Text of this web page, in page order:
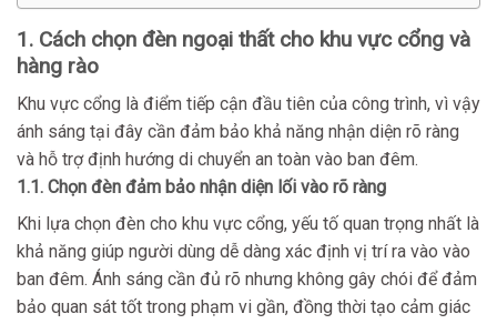
1. Cách chọn đèn ngoại thất cho khu vực cổng và
hàng rào
Khu vực cổng là điểm tiếp cận đầu tiên của công trình, vì vậy
ánh sáng tại đây cần đảm bảo khả năng nhận diện rõ ràng
và hỗ trợ định hướng di chuyển an toàn vào ban đêm.
1.1. Chọn đèn đảm bảo nhận diện lối vào rõ ràng
Khi lựa chọn đèn cho khu vực cổng, yếu tố quan trọng nhất là
khả năng giúp người dùng dễ dàng xác định vị trí ra vào vào
ban đêm. Ánh sáng cần đủ rõ nhưng không gây chói để đảm
bảo quan sát tốt trong phạm vi gần, đồng thời tạo cảm giác